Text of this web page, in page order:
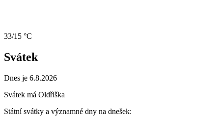
33/15 °C
Svátek
Dnes je 6.8.2026
Svátek má Oldřiška
Státní svátky a významné dny na dnešek: